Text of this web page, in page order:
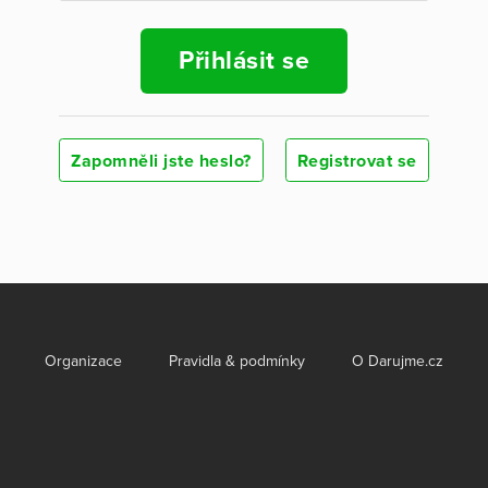
Přihlásit se
Zapomněli jste heslo? Registrovat se
Organizace Pravidla & podmínky O Darujme.cz